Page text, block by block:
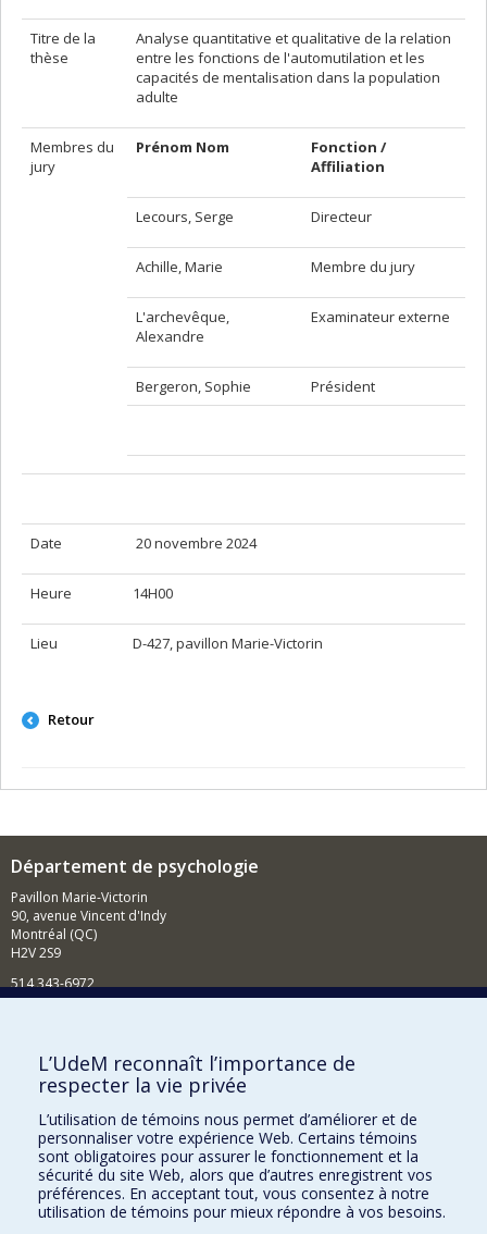
Titre de la
thèse
Analyse quantitative et qualitative de la relation
entre les fonctions de l'automutilation et les
capacités de mentalisation dans la population
adulte
Membres du
jury
Prénom Nom
Fonction /
Affiliation
Lecours, Serge Directeur
Achille, Marie Membre du jury
L'archevêque,
Alexandre
Examinateur externe
Bergeron, Sophie Président
Date 20 novembre 2024
Heure 14H00
Lieu D-427, pavillon Marie-Victorin
Retour
Département de psychologie
Pavillon Marie-Victorin
90, avenue Vincent d'Indy
Montréal (QC)
H2V 2S9
514 343-6972
Comment soutenir le Département?
BESOIN D'AIDE?
Plan du site
Signaler une erreur
Accessibilité
FACULTÉ DES ARTS ET DES SCIENCES
L’UdeM reconnaît l’importance de
respecter la vie privée
L’utilisation de témoins nous permet d’améliorer et de
personnaliser votre expérience Web. Certains témoins
sont obligatoires pour assurer le fonctionnement et la
sécurité du site Web, alors que d’autres enregistrent vos
préférences. En acceptant tout, vous consentez à notre
utilisation de témoins pour mieux répondre à vos besoins.